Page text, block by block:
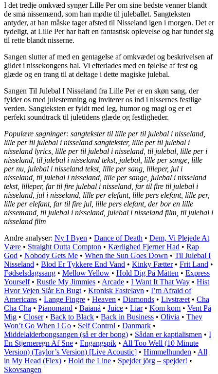
I det tredje omkvæd synger Lille Per om sine bedste venner blandt
de små nissemænd, som han mødte til juleballet. Sangteksten
antyder, at han måske tager afsted til Nisseland igen i morgen. Det er
tydeligt, at Lille Per har haft en fantastisk oplevelse og har fundet sig
til rette blandt nisserne.
Sangen slutter af med en gentagelse af omkvædet og beskrivelsen af
gildet i nissekongens hal. Vi efterlades med en følelse af fest og
glæde og en trang til at deltage i dette magiske julebal.
Sangen Til Julebal I Nisseland fra Lille Per er en skøn sang, der
fylder os med julestemning og inviterer os ind i nissernes festlige
verden. Sangteksten er fyldt med leg, humor og magi og er et
perfekt soundtrack til juletidens glæde og festligheder.
Populære søgninger: sangtekster til lille per til julebal i nisseland,
lille per til julebal i nisseland sangtekster, lille per til julebal i
nisseland lyrics, lille per til julebal i nisseland, til julebal, lille per i
nisseland, til julebal i nisseland tekst, julebal, lille per sange, lille
per nu, julebal i nisseland tekst, lille per sang, lilleper, jul i
nisseland, til julebal i nisseland, lille per sange, julebal i nisseland
tekst, lilleper, far til fire julebal i nisseland, far til fire til julebal i
nisseland, jul i nisseland, lille per elefant, lille pers elefant, lille per,
lille per elefant, far til fire jul, lille pers elefant, der bor en lille
nissemand, til julebal i nisseland, julebal i nisseland film, til julebal i
nisseland film
Andre analyser: Ny I Byen • Dance of Death • Dem, Vi Plejede At
Være • Straight Outta Compton • Kærlighed Fjerner Had • Rap
God • Nobody Gets Me • When the Sun Goes Down • Til Julebal I
Nisseland • Blod Er Tykkere End Vand • Kinky Fætter• Frit Land •
Fødselsdagssang • Mellow Yellow • Hold Dig På Måtten • Express
Yourself• Rustle My Jimmies • Arcade • I Want It That Way • Hist
Hvor Vejen Slår En Bugt • Kronisk Fastelavn • I’m Afraid of
Americans • Lange Fingre • Heaven • Diamonds • Livstræet • Cha
Cha Cha • Pianomand • Baianá • Juice • Liar• Kom kom • Vent På
Mig • Closer• Back to Black • Back in Business • Olivia • They
Won’t Go When I Go • Self Control • Danmark •
Middelalderbongsangen (så er der bong) • Sådan er kaptialismen • I
En Stjerneregn Af Sne • Engangspik • All Too Well (10 Minute
Version) (Taylor’s Version) [Live Acoustic] • Himmelhunden • All
in My Head (Flex) • Hold the Line • Spejder jörg – spejder! •
Skovsangen